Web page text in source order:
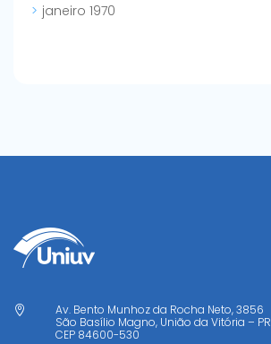
janeiro 1970

Av. Bento Munhoz da Rocha Neto, 3856
São Basílio Magno, União da Vitória – PR
CEP 84600-530